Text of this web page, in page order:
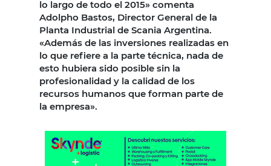
lo largo de todo el 2015» comenta
Adolpho Bastos, Director General de la
Planta Industrial de Scania Argentina.
«Además de las inversiones realizadas en
lo que refiere a la parte técnica, nada de
esto hubiera sido posible sin la
profesionalidad y la calidad de los
recursos humanos que forman parte de
la empresa».